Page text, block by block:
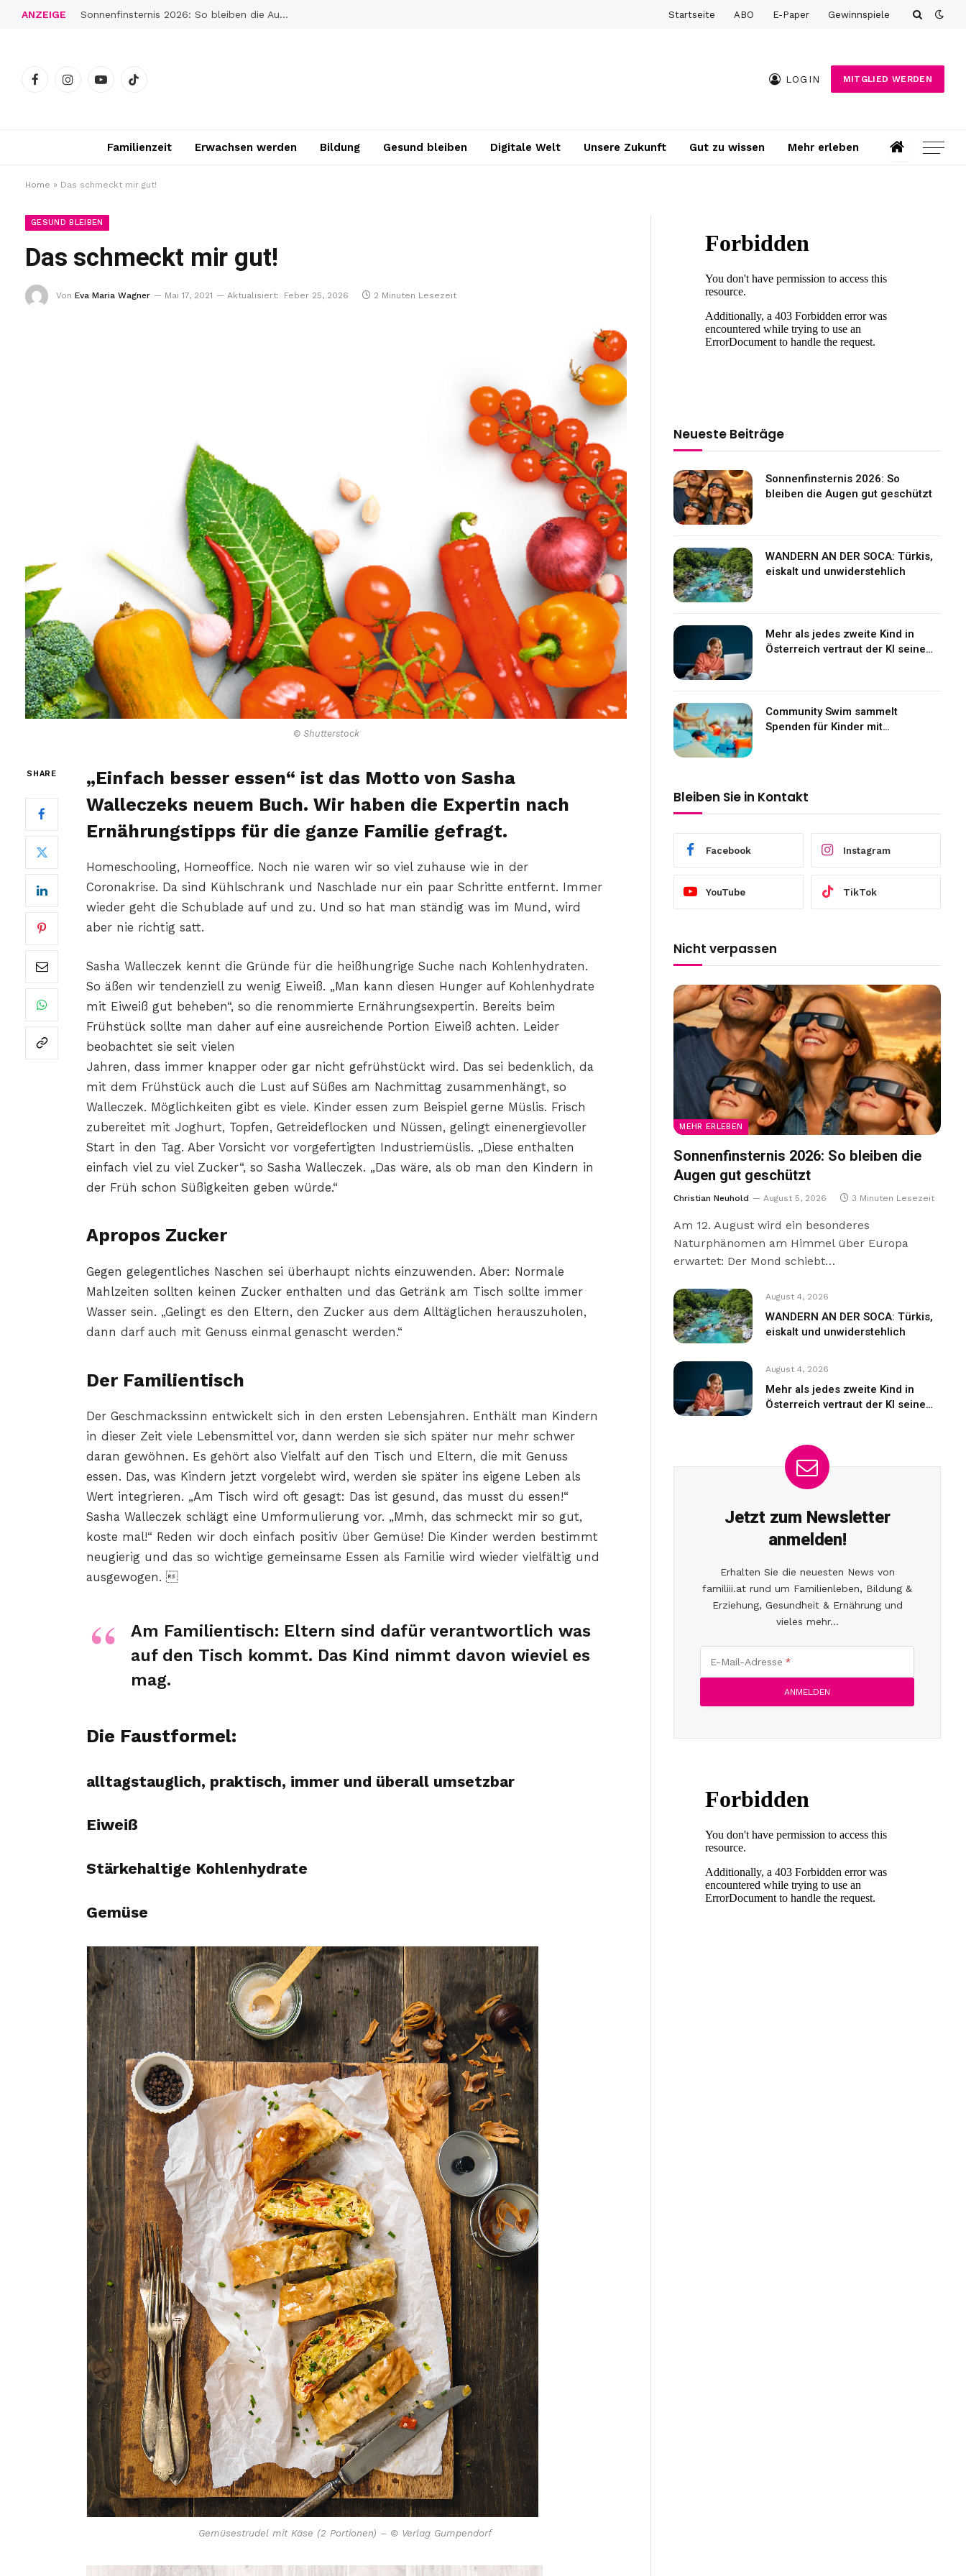
ANZEIGE Sonnenfinsternis 2026: So bleiben die Augen gut geschützt Startseite ABO E-Paper Gewinnspiele
FacebookInstagramYouTubeTikTok
LOGIN MITGLIED WERDEN
Familienzeit Erwachsen werden Bildung Gesund bleiben Digitale Welt Unsere Zukunft Gut zu wissen Mehr erleben
Home » Das schmeckt mir gut!
GESUND BLEIBEN
Das schmeckt mir gut!
Von Eva Maria Wagner Mai 17, 2021 Aktualisiert: Feber 25, 2026 2 Minuten Lesezeit
© Shutterstock
SHARE
„Einfach besser essen“ ist das Motto von Sasha
Walleczeks neuem Buch. Wir haben die Expertin nach
Ernährungstipps für die ganze Familie gefragt.
Homeschooling, Homeoffice. Noch nie waren wir so viel zuhause wie in der
Coronakrise. Da sind Kühlschrank und Naschlade nur ein paar Schritte entfernt. Immer
wieder geht die Schublade auf und zu. Und so hat man ständig was im Mund, wird
aber nie richtig satt.
Sasha Walleczek kennt die Gründe für die heißhungrige Suche nach Kohlenhydraten.
So äßen wir tendenziell zu wenig Eiweiß. „Man kann diesen Hunger auf Kohlenhydrate
mit Eiweiß gut beheben“, so die renommierte Ernährungsexpertin. Bereits beim
Frühstück sollte man daher auf eine ausreichende Portion Eiweiß achten. Leider
beobachtet sie seit vielen
Jahren, dass immer knapper oder gar nicht gefrühstückt wird. Das sei bedenklich, da
mit dem Frühstück auch die Lust auf Süßes am Nachmittag zusammenhängt, so
Walleczek. Möglichkeiten gibt es viele. Kinder essen zum Beispiel gerne Müslis. Frisch
zubereitet mit Joghurt, Topfen, Getreideflocken und Nüssen, gelingt einenergievoller
Start in den Tag. Aber Vorsicht vor vorgefertigten Industriemüslis. „Diese enthalten
einfach viel zu viel Zucker“, so Sasha Walleczek. „Das wäre, als ob man den Kindern in
der Früh schon Süßigkeiten geben würde.“
Apropos Zucker
Gegen gelegentliches Naschen sei überhaupt nichts einzuwenden. Aber: Normale
Mahlzeiten sollten keinen Zucker enthalten und das Getränk am Tisch sollte immer
Wasser sein. „Gelingt es den Eltern, den Zucker aus dem Alltäglichen herauszuholen,
dann darf auch mit Genuss einmal genascht werden.“
Der Familientisch
Der Geschmackssinn entwickelt sich in den ersten Lebensjahren. Enthält man Kindern
in dieser Zeit viele Lebensmittel vor, dann werden sie sich später nur mehr schwer
daran gewöhnen. Es gehört also Vielfalt auf den Tisch und Eltern, die mit Genuss
essen. Das, was Kindern jetzt vorgelebt wird, werden sie später ins eigene Leben als
Wert integrieren. „Am Tisch wird oft gesagt: Das ist gesund, das musst du essen!“
Sasha Walleczek schlägt eine Umformulierung vor. „Mmh, das schmeckt mir so gut,
koste mal!“ Reden wir doch einfach positiv über Gemüse! Die Kinder werden bestimmt
neugierig und das so wichtige gemeinsame Essen als Familie wird wieder vielfältig und
ausgewogen.
Am Familientisch: Eltern sind dafür verantwortlich was
auf den Tisch kommt. Das Kind nimmt davon wieviel es
mag.
Die Faustformel:
alltagstauglich, praktisch, immer und überall umsetzbar
Eiweiß
Stärkehaltige Kohlenhydrate
Gemüse
Gemüsestrudel mit Käse (2 Portionen) – © Verlag Gumpendorf
Neueste Beiträge
Sonnenfinsternis 2026: So
bleiben die Augen gut geschützt
WANDERN AN DER SOCA: Türkis,
eiskalt und unwiderstehlich
Mehr als jedes zweite Kind in
Österreich vertraut der KI seine
Community Swim sammelt
Spenden für Kinder mit
Bleiben Sie in Kontakt
Facebook Instagram
YouTube TikTok
Nicht verpassen
MEHR ERLEBEN
Sonnenfinsternis 2026: So bleiben die
Augen gut geschützt
Christian Neuhold August 5, 2026 3 Minuten Lesezeit
Am 12. August wird ein besonderes
Naturphänomen am Himmel über Europa
erwartet: Der Mond schiebt…
August 4, 2026
WANDERN AN DER SOCA: Türkis,
eiskalt und unwiderstehlich
August 4, 2026
Mehr als jedes zweite Kind in
Österreich vertraut der KI seine
Jetzt zum Newsletter
anmelden!
Erhalten Sie die neuesten News von
familiii.at rund um Familienleben, Bildung &
Erziehung, Gesundheit & Ernährung und
vieles mehr...
E-Mail-Adresse